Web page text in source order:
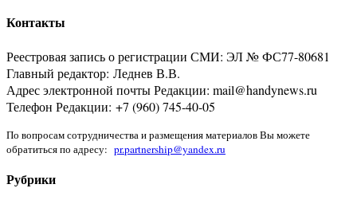
Контакты
Реестровая запись о регистрации СМИ: ЭЛ № ФС77-80681
Главный редактор: Леднев В.В.
Адрес электронной почты Редакции: mail@handynews.ru
Телефон Редакции: +7 (960) 745-40-05
По вопросам сотрудничества и размещения материалов Вы можете
обратиться по адресу: pr.partnership@yandex.ru
Рубрики